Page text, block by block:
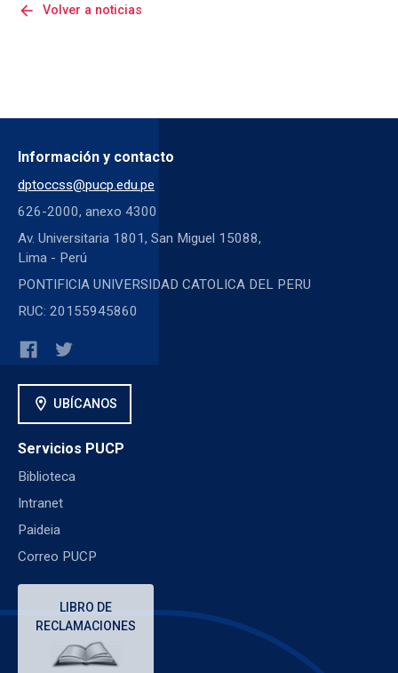
arrow_back Volver a noticias
Información y contacto
dptoccss@pucp.edu.pe
626-2000, anexo 4300
Av. Universitaria 1801, San Miguel 15088,
Lima - Perú
PONTIFICIA UNIVERSIDAD CATOLICA DEL PERU
RUC: 20155945860
location_on UBÍCANOS
Servicios PUCP
Biblioteca
Intranet
Paideia
Correo PUCP
LIBRO DE
RECLAMACIONES